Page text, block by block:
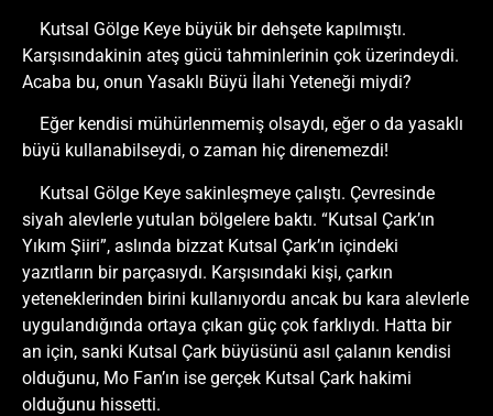
Kutsal Gölge Keye büyük bir dehşete kapılmıştı.
Karşısındakinin ateş gücü tahminlerinin çok üzerindeydi.
Acaba bu, onun Yasaklı Büyü İlahi Yeteneği miydi?
Eğer kendisi mühürlenmemiş olsaydı, eğer o da yasaklı
büyü kullanabilseydi, o zaman hiç direnemezdi!
Kutsal Gölge Keye sakinleşmeye çalıştı. Çevresinde
siyah alevlerle yutulan bölgelere baktı. “Kutsal Çark’ın
Yıkım Şiiri”, aslında bizzat Kutsal Çark’ın içindeki
yazıtların bir parçasıydı. Karşısındaki kişi, çarkın
yeteneklerinden birini kullanıyordu ancak bu kara alevlerle
uygulandığında ortaya çıkan güç çok farklıydı. Hatta bir
an için, sanki Kutsal Çark büyüsünü asıl çalanın kendisi
olduğunu, Mo Fan’ın ise gerçek Kutsal Çark hakimi
olduğunu hissetti.